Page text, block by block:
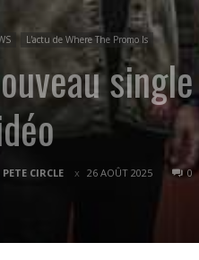
L'actu de Where The Promo Is
PETE CIRCLE 26 AOÛT 2025 0